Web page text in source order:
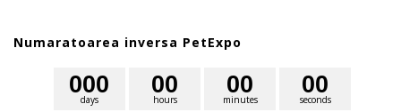
Numaratoarea inversa PetExpo
days
000
hours
00
minutes
00
seconds
00